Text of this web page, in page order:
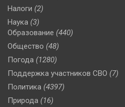
Налоги (2)
Наука (3)
Образование (440)
Общество (48)
Погода (1280)
Поддержка участников СВО (7)
Политика (4397)
Природа (16)